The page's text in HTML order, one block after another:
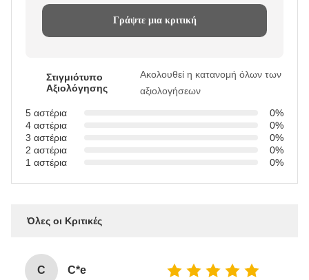
Γράψτε μια κριτική
Στιγμιότυπο
Αξιολόγησης
Ακολουθεί η κατανομή όλων των
αξιολογήσεων
5 αστέρια
0%
4 αστέρια
0%
3 αστέρια
0%
2 αστέρια
0%
1 αστέρια
0%
Όλες οι Κριτικές
C C*e